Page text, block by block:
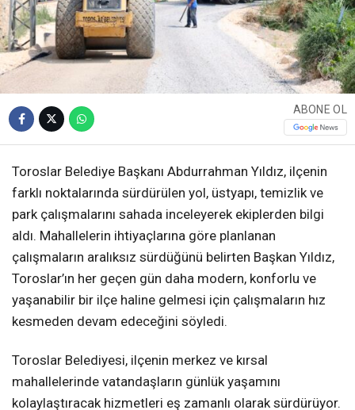
ABONE OL
Toroslar Belediye Başkanı Abdurrahman Yıldız, ilçenin
farklı noktalarında sürdürülen yol, üstyapı, temizlik ve
park çalışmalarını sahada inceleyerek ekiplerden bilgi
aldı. Mahallelerin ihtiyaçlarına göre planlanan
çalışmaların aralıksız sürdüğünü belirten Başkan Yıldız,
Toroslar’ın her geçen gün daha modern, konforlu ve
yaşanabilir bir ilçe haline gelmesi için çalışmaların hız
kesmeden devam edeceğini söyledi.
Toroslar Belediyesi, ilçenin merkez ve kırsal
mahallelerinde vatandaşların günlük yaşamını
kolaylaştıracak hizmetleri eş zamanlı olarak sürdürüyor.